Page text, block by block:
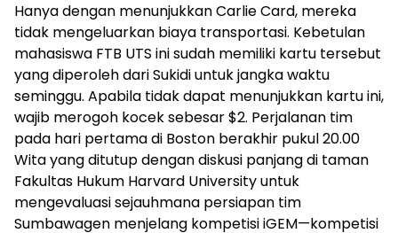
Hanya dengan menunjukkan Carlie Card, mereka
tidak mengeluarkan biaya transportasi. Kebetulan
mahasiswa FTB UTS ini sudah memiliki kartu tersebut
yang diperoleh dari Sukidi untuk jangka waktu
seminggu. Apabila tidak dapat menunjukkan kartu ini,
wajib merogoh kocek sebesar $2. Perjalanan tim
pada hari pertama di Boston berakhir pukul 20.00
Wita yang ditutup dengan diskusi panjang di taman
Fakultas Hukum Harvard University untuk
mengevaluasi sejauhmana persiapan tim
Sumbawagen menjelang kompetisi iGEM—kompetisi